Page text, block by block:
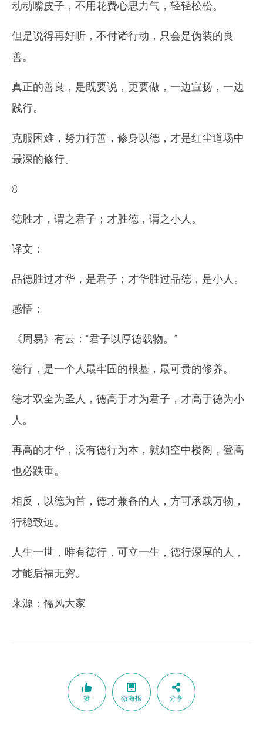
动动嘴皮子，不用花费心思力气，轻轻松松。
但是说得再好听，不付诸行动，只会是伪装的良
善。
真正的善良，是既要说，更要做，一边宣扬，一边
践行。
克服困难，努力行善，修身以德，才是红尘道场中
最深的修行。
8
德胜才，谓之君子；才胜德，谓之小人。
译文：
品德胜过才华，是君子；才华胜过品德，是小人。
感悟：
《周易》有云：“君子以厚德载物。”
德行，是一个人最牢固的根基，最可贵的修养。
德才双全为圣人，德高于才为君子，才高于德为小
人。
再高的才华，没有德行为本，就如空中楼阁，登高
也必跌重。
相反，以德为首，德才兼备的人，方可承载万物，
行稳致远。
人生一世，唯有德行，可立一生，德行深厚的人，
才能后福无穷。
来源：儒风大家
赞 微海报 分享